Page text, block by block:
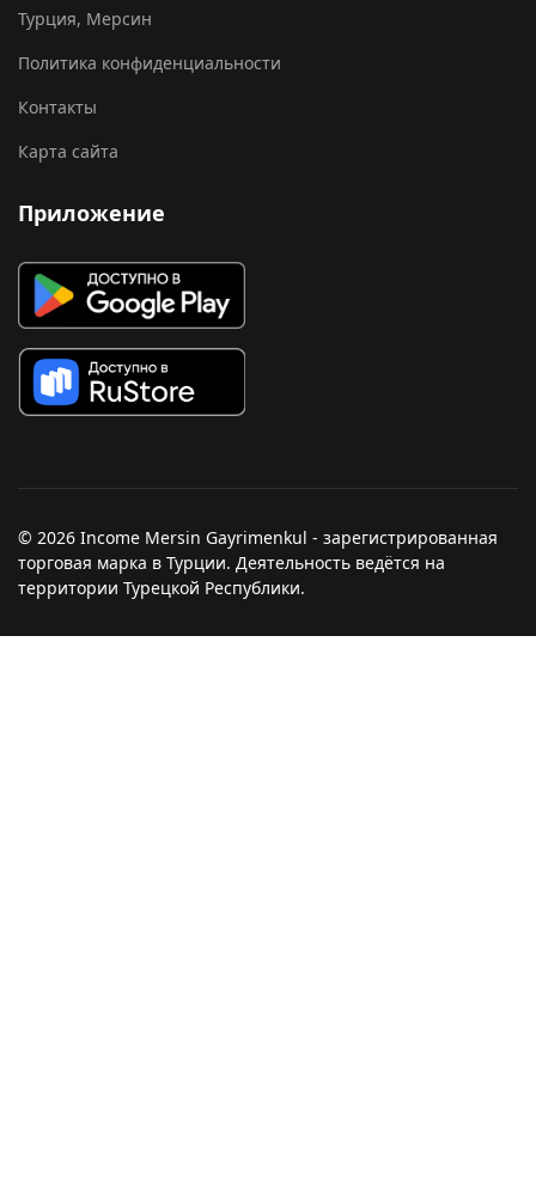
Турция, Мерсин
Политика конфиденциальности
Контакты
Карта сайта
Приложение
© 2026 Income Mersin Gayrimenkul - зарегистрированная
торговая марка в Турции. Деятельность ведётся на
территории Турецкой Республики.